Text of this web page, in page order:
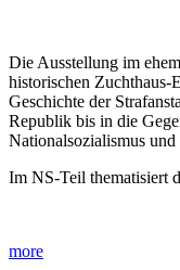
Die Ausstellung im
historischen Zuchthaus-
Geschichte der
Republik bis in die
Nationalsozialismus
Im NS-Teil thematisiert
more